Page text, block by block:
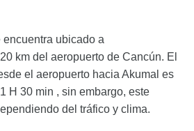
ubicado a
km del aeropuerto de Cancún. El
el aeropuerto hacia Akumal es
H 30 min , sin embargo, este
del tráfico y clima.